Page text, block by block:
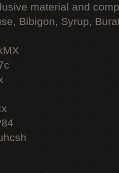
material and
Bibigon, Syrup,